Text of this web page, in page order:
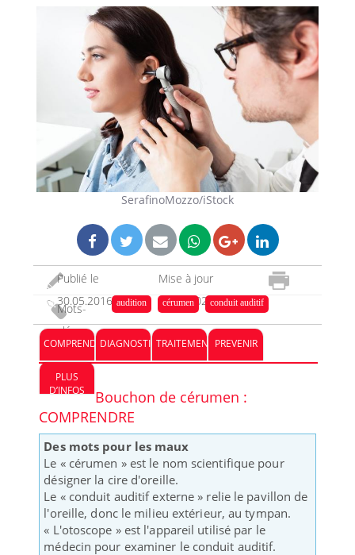
SerafinoMozzo/iStock
Publié le
30.05.2016
Mise à jour
06.11.2023
Mots-
clés :
audition cérumen conduit auditif
COMPRENDREDIAGNOSTICTRAITEMENT PREVENIR
PLUS
D’INFOS
Bouchon de cérumen :
COMPRENDRE
Des mots pour les maux
Le « cérumen » est le nom scientifique pour
désigner la cire d'oreille.
Le « conduit auditif externe » relie le pavillon de
l'oreille, donc le milieu extérieur, au tympan.
« L'otoscope » est l'appareil utilisé par le
médecin pour examiner le conduit auditif.